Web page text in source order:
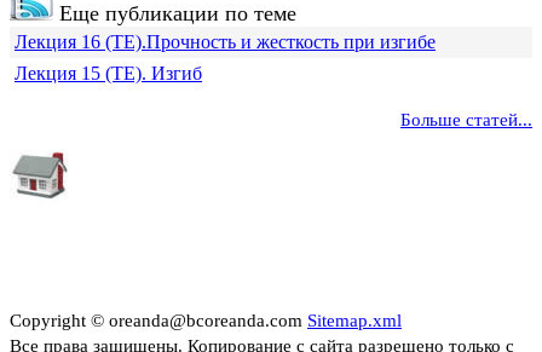
Еще публикации по теме
Лекция 16 (ТЕ).Прочность и жесткость при изгибе
Лекция 15 (ТЕ). Изгиб
Больше статей...
Copyright © oreanda@bcoreanda.com Sitemap.xml
Все права защищены. Копирование с сайта разрешено только с